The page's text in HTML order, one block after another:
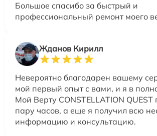
Большое спасибо за быстрый и
профессиональный ремонт моего
Жданов Кирилл
Невероятно благодарен вашему
мой первый опыт с вами, и я в
Мой Верту CONSTELLATION
пару часов, а еще я получил всю
информацию и консультацию.